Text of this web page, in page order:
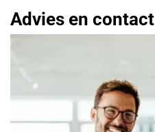
Advies en contact